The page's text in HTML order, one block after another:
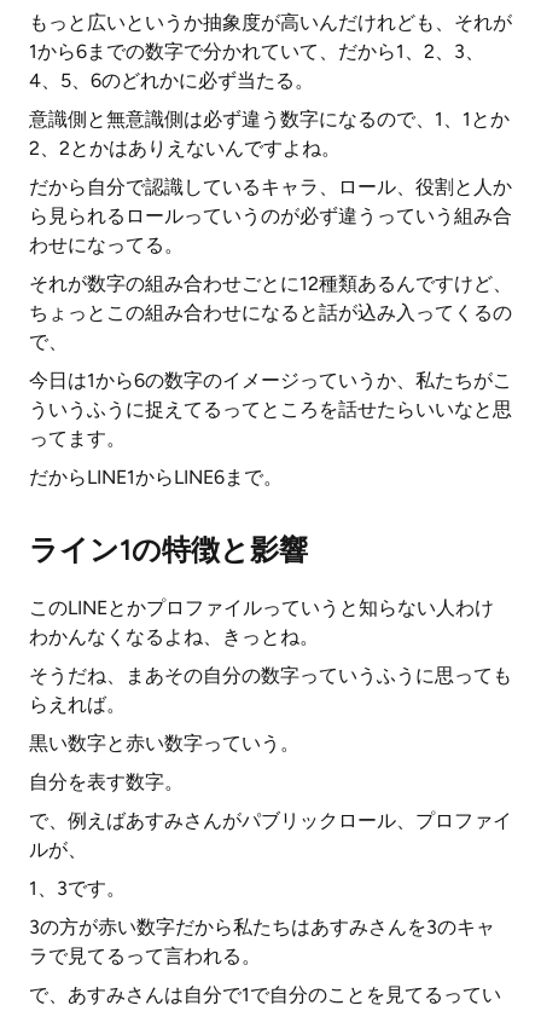
もっと広いというか抽象度が高いんだけれども、それが
1から6までの数字で分かれていて、だから1、2、3、
4、5、6のどれかに必ず当たる。
意識側と無意識側は必ず違う数字になるので、1、1とか
2、2とかはありえないんですよね。
だから自分で認識しているキャラ、ロール、役割と人か
ら見られるロールっていうのが必ず違うっていう組み合
わせになってる。
それが数字の組み合わせごとに12種類あるんですけど、
ちょっとこの組み合わせになると話が込み入ってくるの
で、
今日は1から6の数字のイメージっていうか、私たちがこ
ういうふうに捉えてるってところを話せたらいいなと思
ってます。
だからLINE1からLINE6まで。
ライン1の特徴と影響
このLINEとかプロファイルっていうと知らない人わけ
わかんなくなるよね、きっとね。
そうだね、まあその自分の数字っていうふうに思っても
らえれば。
黒い数字と赤い数字っていう。
自分を表す数字。
で、例えばあすみさんがパブリックロール、プロファイ
ルが、
1、3です。
3の方が赤い数字だから私たちはあすみさんを3のキャ
ラで見てるって言われる。
で、あすみさんは自分で1で自分のことを見てるってい